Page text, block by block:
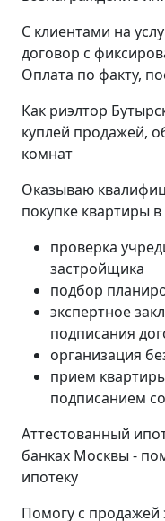
С клиентами на
договор с
Оплата по факту,
Как риэлтор
куплей продажей,
комнат
Оказываю
покупке квартиры
проверка
застройщика
подбор
экспертное
подписания
организация
прием
подписанием
Аттестованный
банках Москвы -
ипотеку
Помогу с продажей